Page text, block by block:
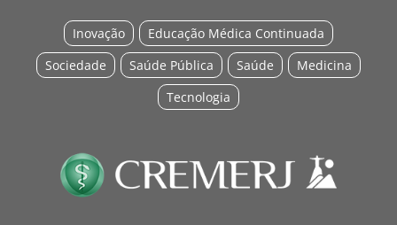
Educação Médica Continuada
Inovação
Medicina
Saúde
Saúde Pública
Sociedade
Tecnologia